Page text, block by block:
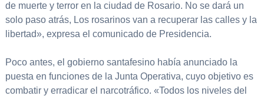
de muerte y terror en la ciudad de Rosario. No se dará un
solo paso atrás, Los rosarinos van a recuperar las calles y la
libertad», expresa el comunicado de Presidencia.
Poco antes, el gobierno santafesino había anunciado la
puesta en funciones de la Junta Operativa, cuyo objetivo es
combatir y erradicar el narcotráfico. «Todos los niveles del